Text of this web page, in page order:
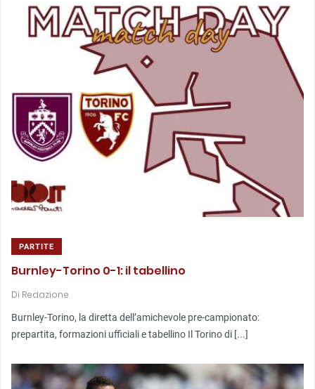
PARTITE
Burnley-Torino 0-1: il tabellino
Di Redazione
Burnley-Torino, la diretta dell’amichevole pre-campionato:
prepartita, formazioni ufficiali e tabellino Il Torino di [...]